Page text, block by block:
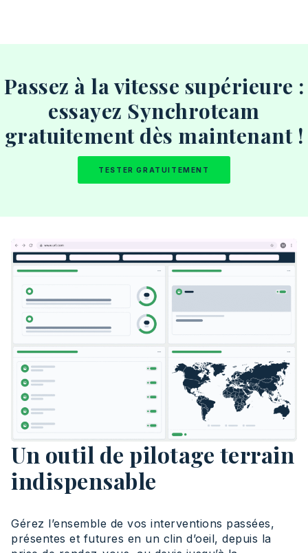
Passez à la vitesse supérieure :
essayez Synchroteam
gratuitement dès maintenant !
TESTER GRATUITEMENT
Un outil de pilotage terrain
indispensable
Gérez l’ensemble de vos interventions passées,
présentes et futures en un clin d’oeil, depuis la